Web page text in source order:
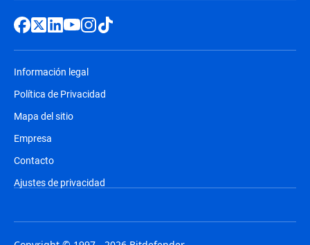
Información legal
Política de Privacidad
Mapa del sitio
Empresa
Contacto
Ajustes de privacidad